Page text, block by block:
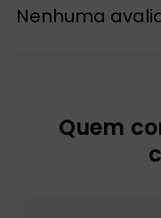
Nenhuma
Quem